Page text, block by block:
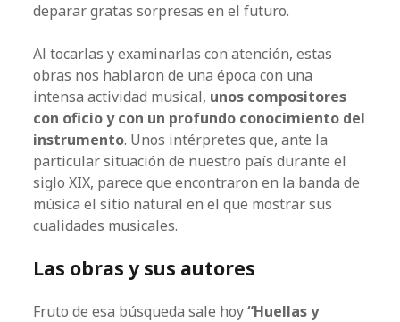
deparar gratas sorpresas en el futuro.
Al tocarlas y examinarlas con atención, estas
obras nos hablaron de una época con una
intensa actividad musical, unos compositores
con oficio y con un profundo conocimiento del
instrumento. Unos intérpretes que, ante la
particular situación de nuestro país durante el
siglo XIX, parece que encontraron en la banda de
música el sitio natural en el que mostrar sus
cualidades musicales.
Las obras y sus autores
Fruto de esa búsqueda sale hoy“Huellas y